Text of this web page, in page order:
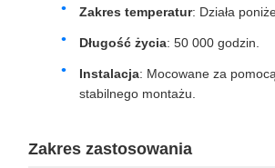
Zakres temperatur: Działa
Długość życia: 50 000 godzin.
Instalacja: Mocowane za
stabilnego montażu.
Zakres zastosowania